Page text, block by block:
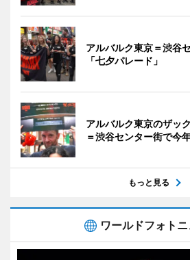
アルバルク東京＝渋谷
「七夕パレード」
アルバルク東京のザッ
＝渋谷センター街で今
もっと見る
ワールドフォト